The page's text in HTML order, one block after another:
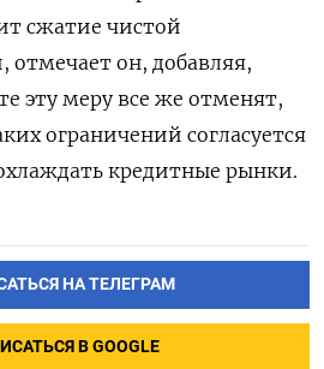
сжатие чистой
он, добавляя,
эту меру все же отменят,
ограничений согласуется
кредитные рынки.
НА ТЕЛЕГРАМ
В GOOGLE